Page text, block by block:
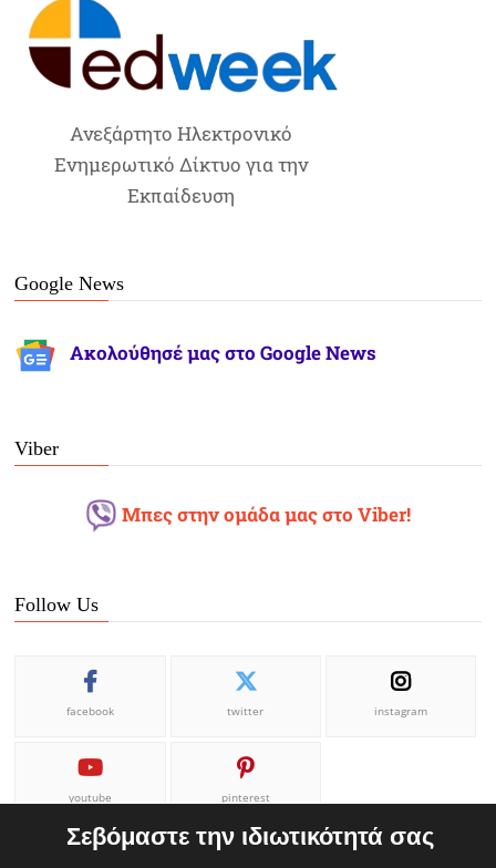
Ανεξάρτητο Ηλεκτρονικό
Ενημερωτικό Δίκτυο για την
Εκπαίδευση
Google News
Ακολούθησέ μας στο Google News
Viber
Μπες στην ομάδα μας στο Viber!
Follow Us
facebook twitter instagram
youtube pinterest
Σεβόμαστε την ιδιωτικότητά σας